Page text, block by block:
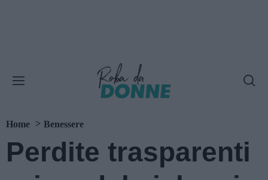
Home Benessere
Perdite trasparenti